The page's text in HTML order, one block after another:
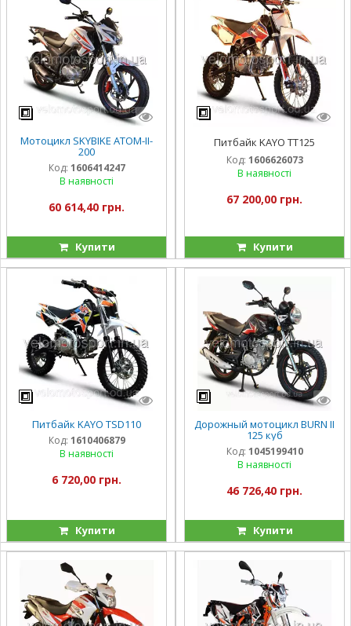
Мотоцикл SKYBIKE ATOM-II-
200
Код: 1606414247
В наявності
60 614,40 грн.
Купити
Питбайк KAYO TT125
Код: 1606626073
В наявності
67 200,00 грн.
Купити
Питбайк KAYO TSD110
Код: 1610406879
В наявності
6 720,00 грн.
Купити
Дорожный мотоцикл BURN II
125 куб
Код: 1045199410
В наявності
46 726,40 грн.
Купити